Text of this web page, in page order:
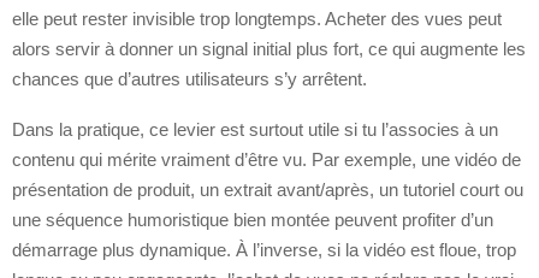
elle peut rester invisible trop longtemps. Acheter des vues peut
alors servir à donner un signal initial plus fort, ce qui augmente les
chances que d’autres utilisateurs s’y arrêtent.
Dans la pratique, ce levier est surtout utile si tu l’associes à un
contenu qui mérite vraiment d’être vu. Par exemple, une vidéo de
présentation de produit, un extrait avant/après, un tutoriel court ou
une séquence humoristique bien montée peuvent profiter d’un
démarrage plus dynamique. À l’inverse, si la vidéo est floue, trop